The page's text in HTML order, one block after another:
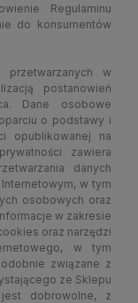
Regulaminu
do konsumentów
przetwarzanych w
postanowień
Dane osobowe
o podstawy i
opublikowanej na
zawiera
danych
w tym
osobowych oraz
w zakresie
oraz narzędzi
w tym
związane z
ze Sklepu
jest dobrowolne, z